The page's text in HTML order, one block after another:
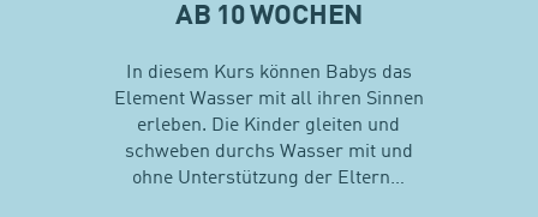
AB 10 WOCHEN
In diesem Kurs können Babys das
Element Wasser mit all ihren Sinnen
erleben. Die Kinder gleiten und
schweben durchs Wasser mit und
ohne Unterstützung der Eltern…